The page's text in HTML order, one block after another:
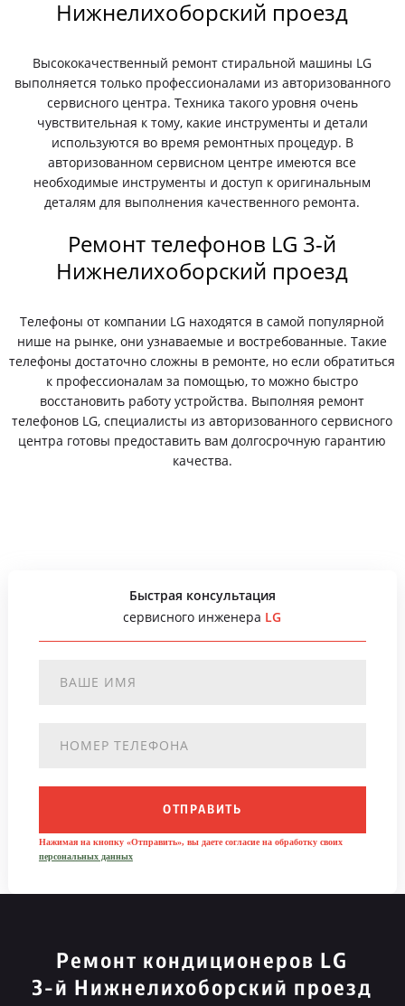
Нижнелихоборский проезд
Высококачественный ремонт стиральной машины LG
выполняется только профессионалами из авторизованного
сервисного центра. Техника такого уровня очень
чувствительная к тому, какие инструменты и детали
используются во время ремонтных процедур. В
авторизованном сервисном центре имеются все
необходимые инструменты и доступ к оригинальным
деталям для выполнения качественного ремонта.
Ремонт телефонов LG 3-й
Нижнелихоборский проезд
Телефоны от компании LG находятся в самой популярной
нише на рынке, они узнаваемые и востребованные. Такие
телефоны достаточно сложны в ремонте, но если обратиться
к профессионалам за помощью, то можно быстро
восстановить работу устройства. Выполняя ремонт
телефонов LG, специалисты из авторизованного сервисного
центра готовы предоставить вам долгосрочную гарантию
качества.
Быстрая консультация
сервисного инженера LG
ОТПРАВИТЬ
Нажимая на кнопку «Отправить», вы даете согласие на обработку своих
персональных данных
Ремонт кондиционеров LG
3-й Нижнелихоборский проезд